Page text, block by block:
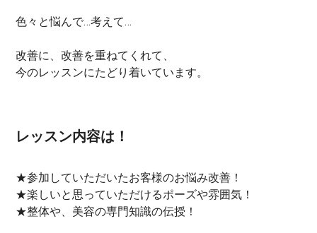
色々と悩んで…考えて…
改善に、改善を重ねてくれて、
今のレッスンにたどり着いています。
レッスン内容は！
★参加していただいたお客様のお悩み改善！
★楽しいと思っていただけるポーズや雰囲気！
★整体や、美容の専門知識の伝授！